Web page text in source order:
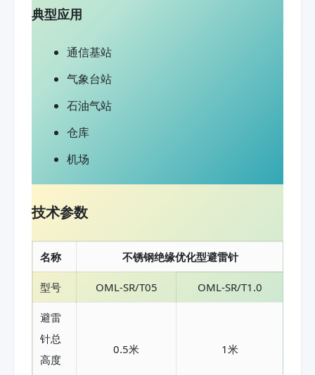
典型应用
通信基站
气象台站
石油气站
仓库
机场
技术参数
名称 不锈钢绝缘优化型避雷针
型号 OML-SR/T05 OML-SR/T1.0
避雷
针总
高度
0.5米 1米